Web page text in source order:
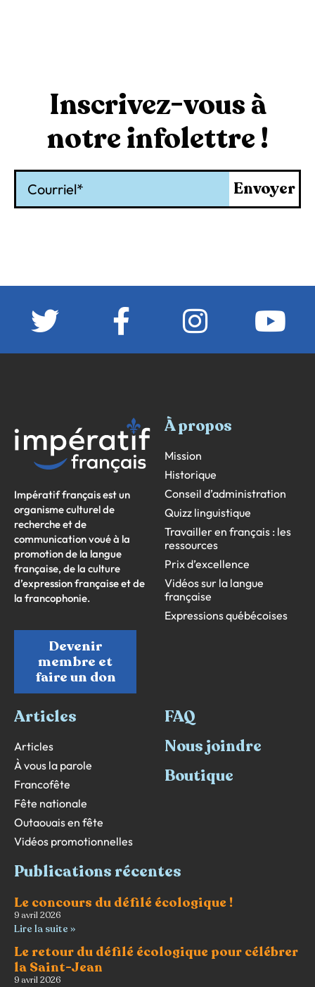
Inscrivez-vous à
notre infolettre !
Envoyer
Impératif français est un
organisme culturel de
recherche et de
communication voué à la
promotion de la langue
française, de la culture
d’expression française et de
la francophonie.
Devenir
membre et
faire un don
À propos
Mission
Historique
Conseil d’administration
Quizz linguistique
Travailler en français : les
ressources
Prix d’excellence
Vidéos sur la langue
française
Expressions québécoises
Articles
Articles
À vous la parole
Francofête
Fête nationale
Outaouais en fête
Vidéos promotionnelles
FAQ
Nous joindre
Boutique
Publications récentes
Le concours du défilé écologique !
9 avril 2026
Lire la suite »
Le retour du défilé écologique pour célébrer
la Saint-Jean
9 avril 2026